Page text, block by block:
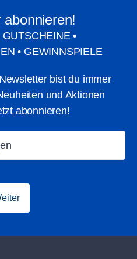
Flexibel im
abonnieren!
•
• GEWINNSPIELE
bist du immer
und Aktionen
abonnieren!